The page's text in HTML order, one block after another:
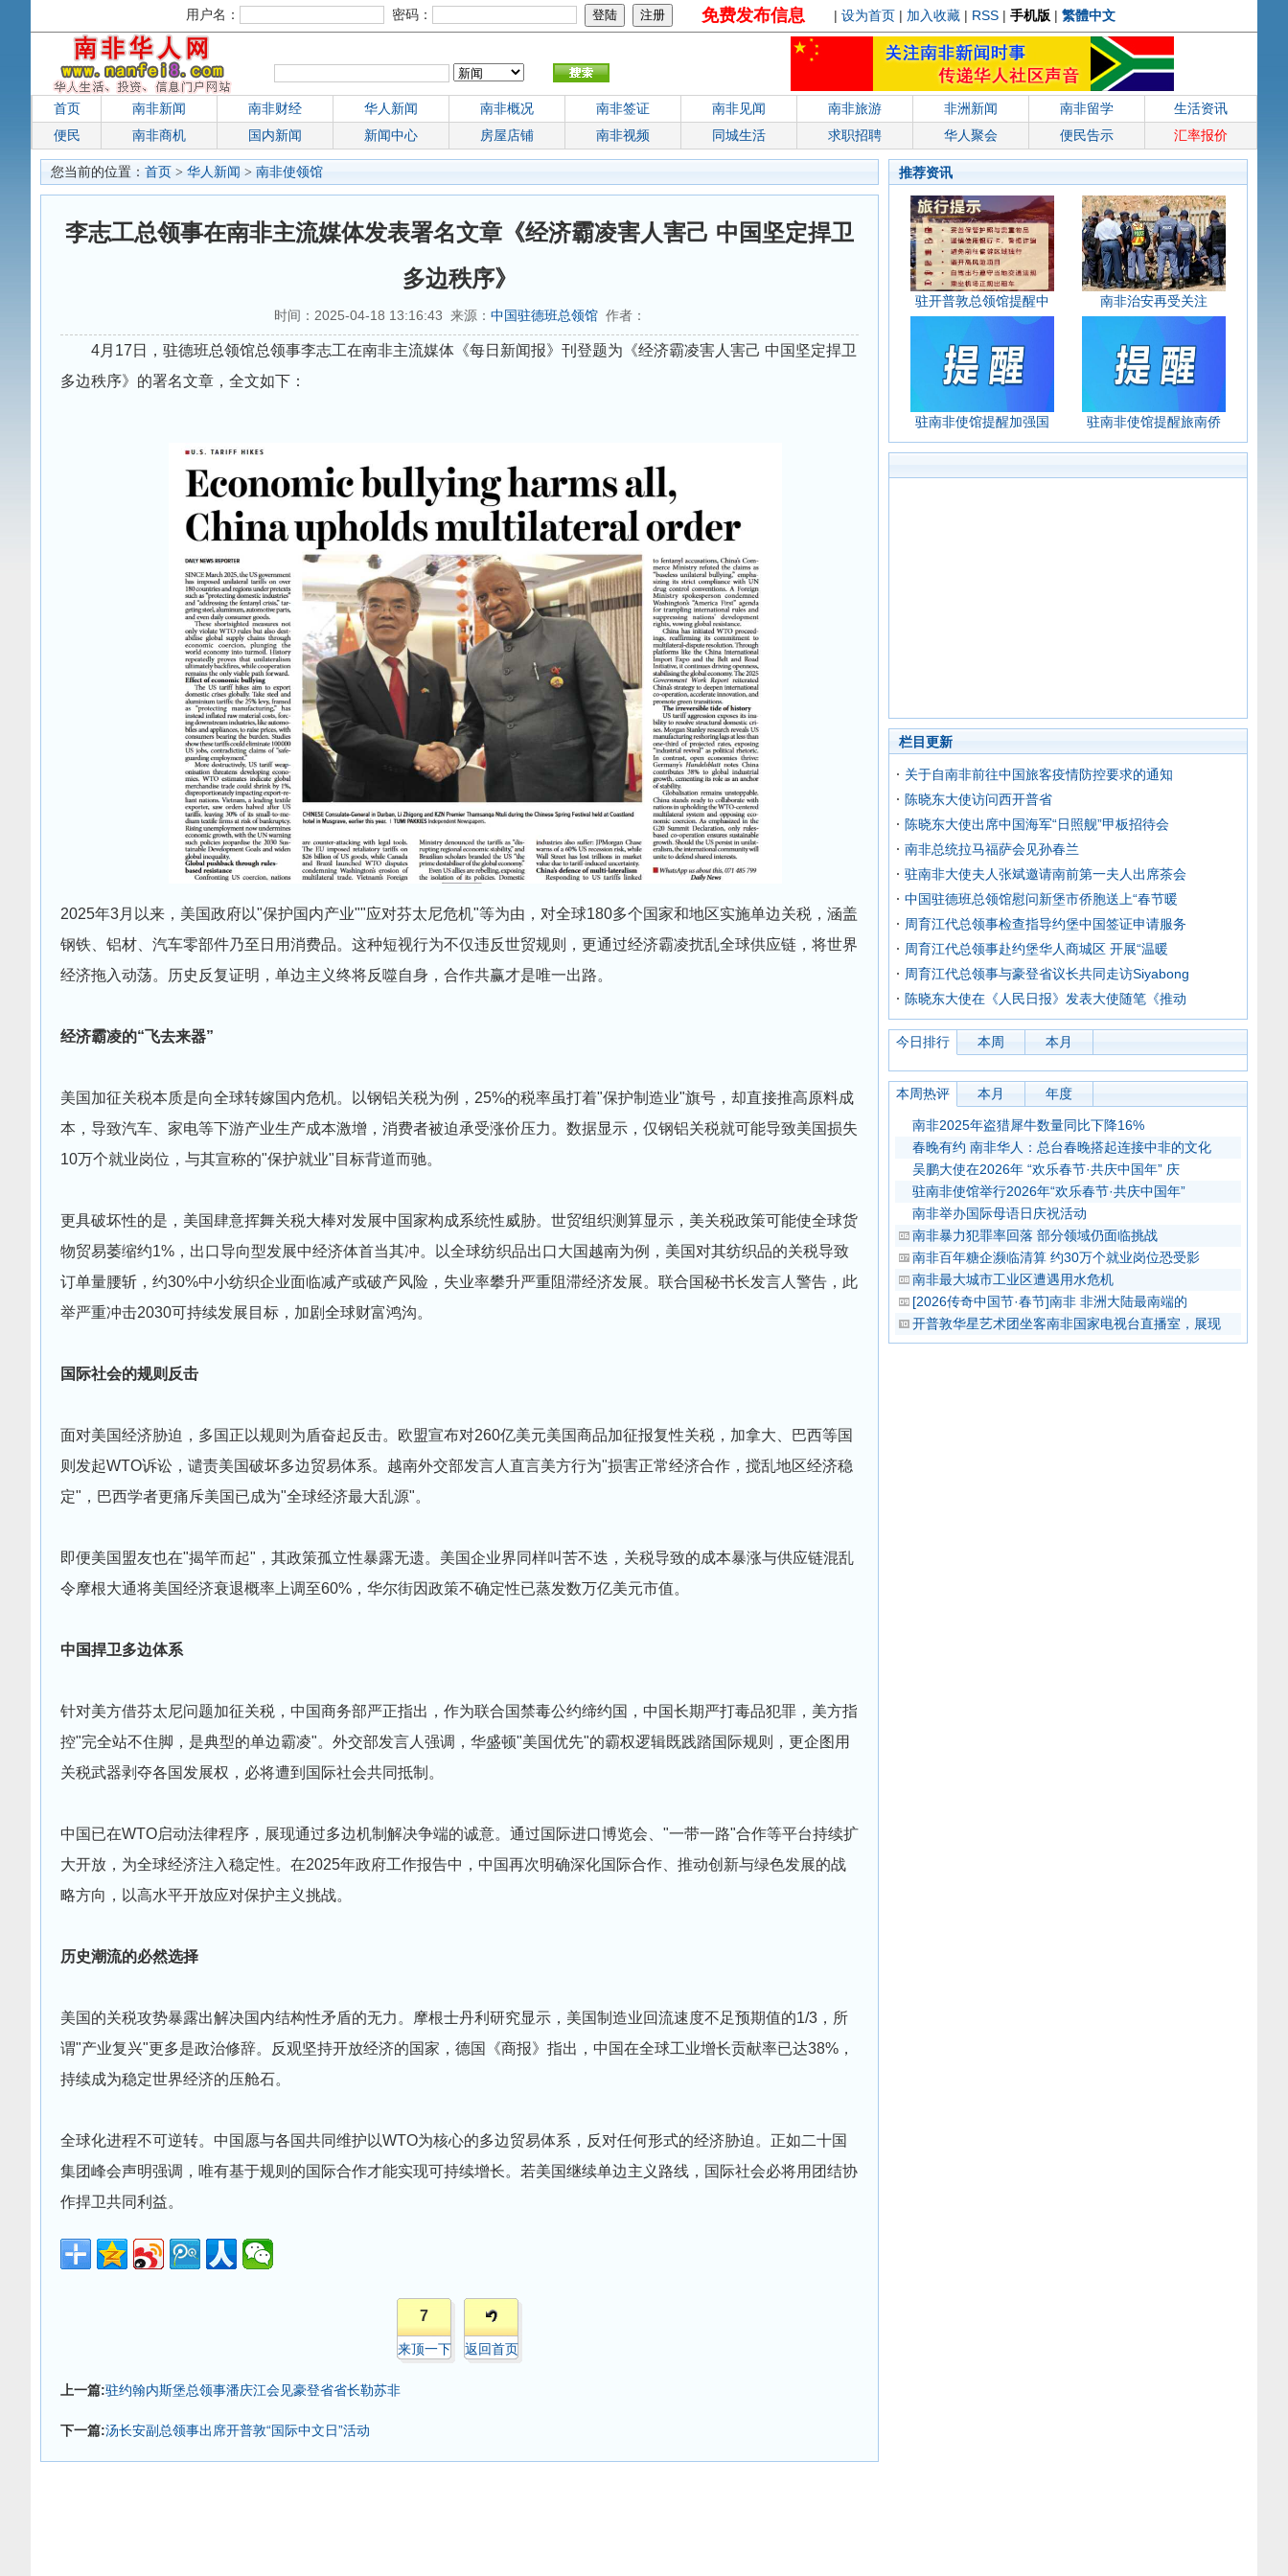
用户名： 密码： 免费发布信息 | 设为首页 | 加入收藏 | RSS | 手机版 | 繁體中文
首页 南非新闻 南非财经 华人新闻 南非概况 南非签证 南非见闻 南非旅游 非洲新闻 南非留学
生活资讯
便民
南非商机 国内新闻 新闻中心 房屋店铺 南非视频 同城生活 求职招聘 华人聚会 便民告示 汇率报价
您当前的位置： 首页 > 华人新闻 > 南非使领馆
李志工总领事在南非主流媒体发表署名文章《经济霸凌害人害己 中国坚定捍卫
多边秩序》
时间：2025-04-18 13:16:43 来源： 中国驻德班总领馆作者：
4月17日，驻德班总领馆总领事李志工在南非主流媒体《每日新闻报》刊登题为《经济霸凌害人害己 中国坚定捍卫
多边秩序》的署名文章，全文如下：
2025年3月以来，美国政府以"保护国内产业""应对芬太尼危机"等为由，对全球180多个国家和地区实施单边关税，涵盖
钢铁、铝材、汽车零部件乃至日用消费品。这种短视行为不仅违反世贸规则，更通过经济霸凌扰乱全球供应链，将世界
经济拖入动荡。历史反复证明，单边主义终将反噬自身，合作共赢才是唯一出路。
经济霸凌的“飞去来器”
美国加征关税本质是向全球转嫁国内危机。以钢铝关税为例，25%的税率虽打着"保护制造业"旗号，却直接推高原料成
本，导致汽车、家电等下游产业生产成本激增，消费者被迫承受涨价压力。数据显示，仅钢铝关税就可能导致美国损失
10万个就业岗位，与其宣称的"保护就业"目标背道而驰。
更具破坏性的是，美国肆意挥舞关税大棒对发展中国家构成系统性威胁。世贸组织测算显示，美关税政策可能使全球货
物贸易萎缩约1%，出口导向型发展中经济体首当其冲。以全球纺织品出口大国越南为例，美国对其纺织品的关税导致
订单量腰斩，约30%中小纺织企业面临减产或破产风险，失业率攀升严重阻滞经济发展。联合国秘书长发言人警告，此
举严重冲击2030可持续发展目标，加剧全球财富鸿沟。
国际社会的规则反击
面对美国经济胁迫，多国正以规则为盾奋起反击。欧盟宣布对260亿美元美国商品加征报复性关税，加拿大、巴西等国
则发起WTO诉讼，谴责美国破坏多边贸易体系。越南外交部发言人直言美方行为"损害正常经济合作，搅乱地区经济稳
定"，巴西学者更痛斥美国已成为"全球经济最大乱源"。
即便美国盟友也在"揭竿而起"，其政策孤立性暴露无遗。美国企业界同样叫苦不迭，关税导致的成本暴涨与供应链混乱
令摩根大通将美国经济衰退概率上调至60%，华尔街因政策不确定性已蒸发数万亿美元市值。
中国捍卫多边体系
针对美方借芬太尼问题加征关税，中国商务部严正指出，作为联合国禁毒公约缔约国，中国长期严打毒品犯罪，美方指
控"完全站不住脚，是典型的单边霸凌"。外交部发言人强调，华盛顿"美国优先"的霸权逻辑既践踏国际规则，更企图用
关税武器剥夺各国发展权，必将遭到国际社会共同抵制。
中国已在WTO启动法律程序，展现通过多边机制解决争端的诚意。通过国际进口博览会、"一带一路"合作等平台持续扩
大开放，为全球经济注入稳定性。在2025年政府工作报告中，中国再次明确深化国际合作、推动创新与绿色发展的战
略方向，以高水平开放应对保护主义挑战。
历史潮流的必然选择
美国的关税攻势暴露出解决国内结构性矛盾的无力。摩根士丹利研究显示，美国制造业回流速度不足预期值的1/3，所
谓"产业复兴"更多是政治修辞。反观坚持开放经济的国家，德国《商报》指出，中国在全球工业增长贡献率已达38%，
持续成为稳定世界经济的压舱石。
全球化进程不可逆转。中国愿与各国共同维护以WTO为核心的多边贸易体系，反对任何形式的经济胁迫。正如二十国
集团峰会声明强调，唯有基于规则的国际合作才能实现可持续增长。若美国继续单边主义路线，国际社会必将用团结协
作捍卫共同利益。
7
来顶一下 返回首页
上一篇:驻约翰内斯堡总领事潘庆江会见豪登省省长勒苏非
下一篇:汤长安副总领事出席开普敦“国际中文日”活动
推荐资讯
驻开普敦总领馆提醒中 南非治安再受关注
驻南非使馆提醒加强国 驻南非使馆提醒旅南侨
栏目更新
关于自南非前往中国旅客疫情防控要求的通知
陈晓东大使访问西开普省
陈晓东大使出席中国海军“日照舰”甲板招待会
南非总统拉马福萨会见孙春兰
驻南非大使夫人张斌邀请南前第一夫人出席茶会
中国驻德班总领馆慰问新堡市侨胞送上“春节暖
周育江代总领事检查指导约堡中国签证申请服务
周育江代总领事赴约堡华人商城区 开展“温暖
周育江代总领事与豪登省议长共同走访Siyabong
陈晓东大使在《人民日报》发表大使随笔《推动
今日排行 本周 本月
本周热评 本月 年度
南非2025年盗猎犀牛数量同比下降16%
春晚有约 南非华人：总台春晚搭起连接中非的文化
吴鹏大使在2026年 “欢乐春节·共庆中国年” 庆
驻南非使馆举行2026年“欢乐春节·共庆中国年”
南非举办国际母语日庆祝活动
南非暴力犯罪率回落 部分领域仍面临挑战
南非百年糖企濒临清算 约30万个就业岗位恐受影
南非最大城市工业区遭遇用水危机
[2026传奇中国节·春节]南非 非洲大陆最南端的
开普敦华星艺术团坐客南非国家电视台直播室，展现